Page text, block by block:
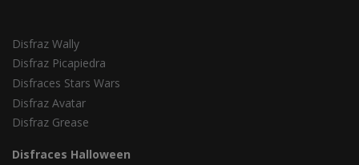
Disfraz Wally
Disfraz Picapiedra
Disfraces Stars Wars
Disfraz Avatar
Disfraz Grease
Disfraces Halloween